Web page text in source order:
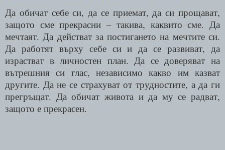
Да обичат себе си, да се приемат, да си прощават,
защото сме прекрасни – такива, каквито сме. Да
мечтаят. Да действат за постигането на мечтите си.
Да работят върху себе си и да се развиват, да
израстват в личностен план. Да се доверяват на
вътрешния си глас, независимо какво им казват
другите. Да не се страхуват от трудностите, а да ги
прегръщат. Да обичат живота и да му се радват,
защото е прекрасен.